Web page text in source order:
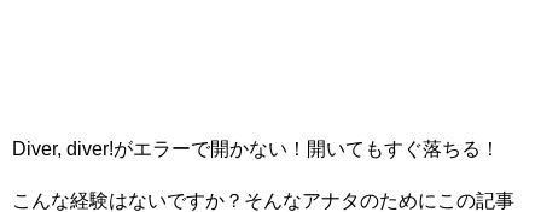
Diver, diver!がエラーで開かない！開いてもすぐ落ちる！
こんな経験はないですか？そんなアナタのためにこの記事